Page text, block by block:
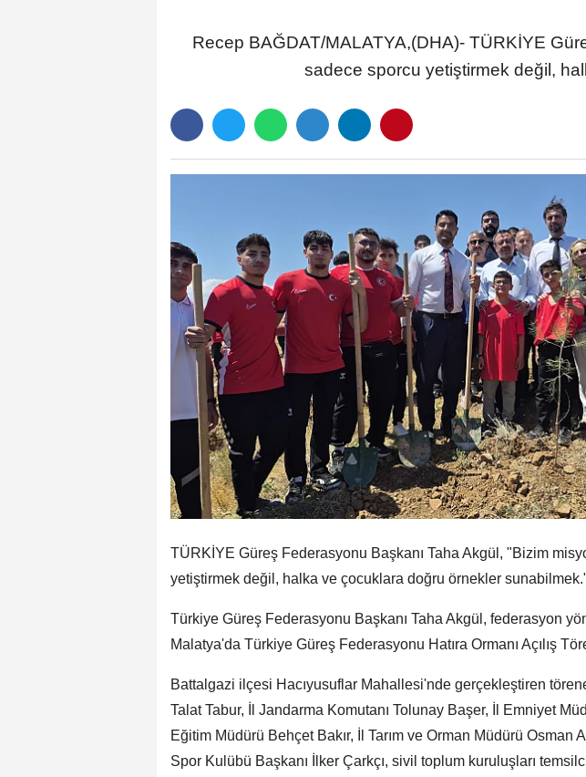
Recep BAĞDAT/MALATYA,(DHA)- TÜRKİYE
sadece sporcu yetiştirmek değil,
TÜRKİYE Güreş Federasyonu Başkanı Taha Akgül, "Bizim
yetiştirmek değil, halka ve çocuklara doğru örnekler
Türkiye Güreş Federasyonu Başkanı Taha Akgül, federasyon
Malatya'da Türkiye Güreş Federasyonu Hatıra Ormanı Açılış
Battalgazi ilçesi Hacıyusuflar Mahallesi'nde gerçekleştiren
Talat Tabur, İl Jandarma Komutanı Tolunay Başer, İl Emniyet
Eğitim Müdürü Behçet Bakır, İl Tarım ve Orman Müdürü Osman
Spor Kulübü Başkanı İlker Çarkçı, sivil toplum kuruluşları